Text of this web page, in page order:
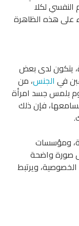
النفسي لكلا
على هذه الظاهرة
يتكون لدى بعض
في الجنس، من
بلمس جسد امرأة
فإن ذلك
ومؤسسات
صورة واضحة
ويرتبط